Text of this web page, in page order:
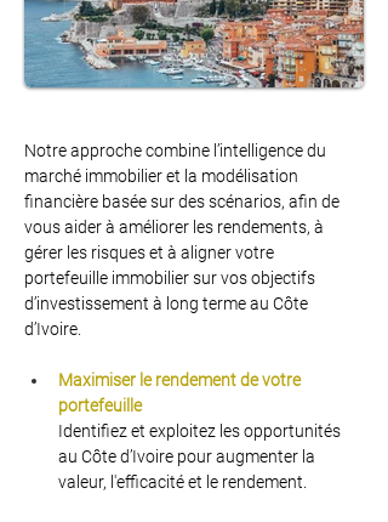
Notre approche combine l’intelligence du
marché immobilier et la modélisation
financière basée sur des scénarios, afin de
vous aider à améliorer les rendements, à
gérer les risques et à aligner votre
portefeuille immobilier sur vos objectifs
d’investissement à long terme au Côte
d’Ivoire.
Maximiser le rendement de votre
portefeuille
Identifiez et exploitez les opportunités
au Côte d’Ivoire pour augmenter la
valeur, l'efficacité et le rendement.